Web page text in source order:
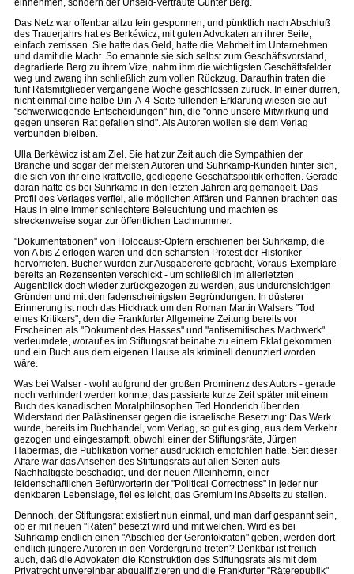
einnehmen, sondern der Unseld-Vertraute Günter Berg.
Das Netz war offenbar allzu fein gesponnen, und pünktlich nach Abschluß
des Trauerjahrs hat es Berkéwicz, mit guten Advokaten an ihrer Seite,
einfach zerrissen. Sie hatte das Geld, hatte die Mehrheit im Unternehmen
und damit die Macht. So ernannte sie sich selbst zum Geschäftsvorstand,
degradierte Berg zu ihrem Vize, nahm ihm die wichtigsten Geschäftsfelder
weg und zwang ihn schließlich zum vollen Rückzug. Daraufhin traten die
fünf Ratsmitglieder vergangene Woche geschlossen zurück. In einer dürren,
nicht einmal eine halbe Din-A-4-Seite füllenden Erklärung wiesen sie auf
"schwerwiegende Entscheidungen" hin, die "ohne unsere Mitwirkung und
gegen unseren Rat gefallen sind". Als Autoren wollen sie dem Verlag
verbunden bleiben.
Ulla Berkéwicz ist am Ziel. Sie hat zur Zeit auch die Sympathien der
Branche und sogar der meisten Autoren und Suhrkamp-Kunden hinter sich,
die sich von ihr eine kraftvolle, gediegene Geschäftspolitik erhoffen. Gerade
daran hatte es bei Suhrkamp in den letzten Jahren arg gemangelt. Das
Profil des Verlages verfiel, alle möglichen Affären und Pannen brachten das
Haus in eine immer schlechtere Beleuchtung und machten es
streckenweise sogar zur öffentlichen Lachnummer.
"Dokumentationen" von Holocaust-Opfern erschienen bei Suhrkamp, die
von A bis Z erlogen waren und den schärfsten Protest der Historiker
hervorriefen. Bücher wurden zur Ausgabereife gebracht, Voraus-Exemplare
bereits an Rezensenten verschickt - um schließlich im allerletzten
Augenblick doch wieder zurückgezogen zu werden, aus undurchsichtigen
Gründen und mit den fadenscheinigsten Begründungen. In düsterer
Erinnerung ist noch das Hickhack um den Roman Martin Walsers "Tod
eines Kritikers", den die Frankfurter Allgemeine Zeitung bereits vor
Erscheinen als "Dokument des Hasses" und "antisemitisches Machwerk"
verleumdete, worauf es im Stiftungsrat beinahe zu einem Eklat gekommen
und ein Buch aus dem eigenen Hause als kriminell denunziert worden
wäre.
Was bei Walser - wohl aufgrund der großen Prominenz des Autors - gerade
noch verhindert werden konnte, das passierte kurze Zeit später mit einem
Buch des kanadischen Moralphilosophen Ted Honderich über den
Widerstand der Palästinenser gegen die israelische Besetzung: Das Werk
wurde, bereits im Buchhandel, vom Verlag, so gut es ging, aus dem Verkehr
gezogen und eingestampft, obwohl einer der Stiftungsräte, Jürgen
Habermas, die Publikation vorher ausdrücklich empfohlen hatte. Seit dieser
Affäre war das Ansehen des Stiftungsrats auf allen Seiten aufs
Nachhaltigste beschädigt, und der neuen Alleinherrin, einer
leidenschaftlichen Befürworterin der "Political Correctness" in jeder nur
denkbaren Lebenslage, fiel es leicht, das Gremium ins Abseits zu stellen.
Dennoch, der Stiftungsrat existiert nun einmal, und man darf gespannt sein,
ob er mit neuen "Räten" besetzt wird und mit welchen. Wird es bei
Suhrkamp endlich einen "Abschied der Gerontokraten" geben, werden dort
endlich jüngere Autoren in den Vordergrund treten? Denkbar ist freilich
auch, daß die Advokaten die Konstruktion des Stiftungsrats als mit dem
Privatrecht unvereinbar abqualifizieren und die Frankfurter "Räterepublik"